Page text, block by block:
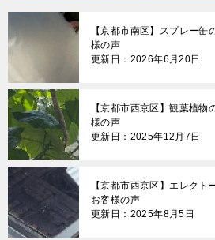
【京都市南区】スプレー
様の声
更新日：2026年6月20日
【京都市西京区】観葉植
様の声
更新日：2025年12月7日
【京都市西京区】エレク
お客様の声
更新日：2025年8月5日